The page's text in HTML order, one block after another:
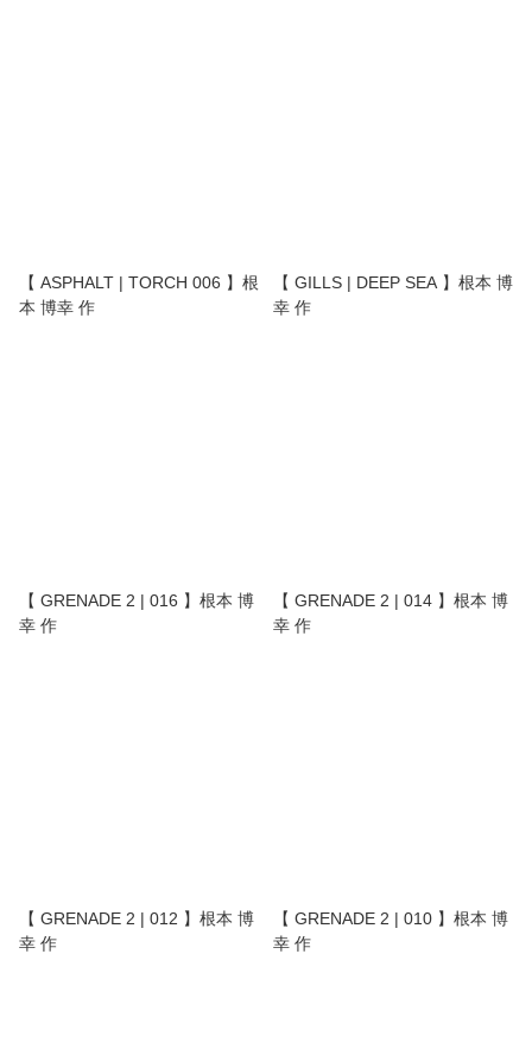
【 ASPHALT | TORCH 006 】根
本 博幸 作
【 GILLS | DEEP SEA 】根本 博
幸 作
【 GRENADE 2 | 016 】根本 博
幸 作
【 GRENADE 2 | 014 】根本 博
幸 作
【 GRENADE 2 | 012 】根本 博
幸 作
【 GRENADE 2 | 010 】根本 博
幸 作